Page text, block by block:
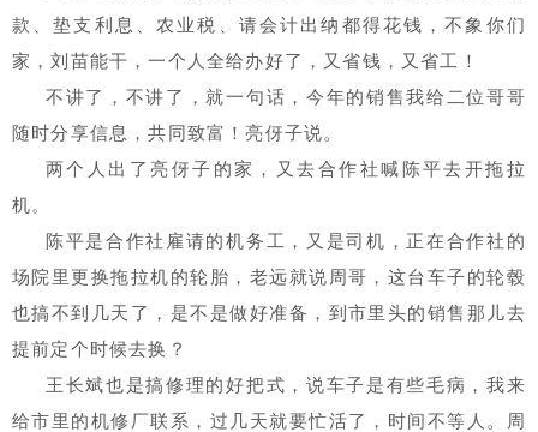
款、垫支利息、农业税、请会计出纳都得花钱，不象你们
家，刘苗能干，一个人全给办好了，又省钱，又省工！
不讲了，不讲了，就一句话，今年的销售我给二位哥哥
随时分享信息，共同致富！亮伢子说。
两个人出了亮伢子的家，又去合作社喊陈平去开拖拉
机。
陈平是合作社雇请的机务工，又是司机，正在合作社的
场院里更换拖拉机的轮胎，老远就说周哥，这台车子的轮毂
也搞不到几天了，是不是做好准备，到市里头的销售那儿去
提前定个时候去换？
王长斌也是搞修理的好把式，说车子是有些毛病，我来
给市里的机修厂联系，过几天就要忙活了，时间不等人。周